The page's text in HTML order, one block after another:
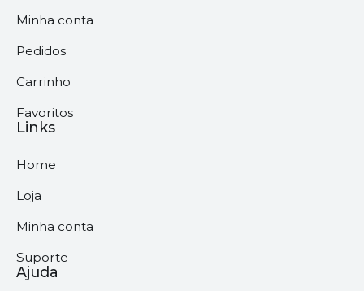
Minha conta
Pedidos
Carrinho
Favoritos
Links
Home
Loja
Minha conta
Suporte
Ajuda